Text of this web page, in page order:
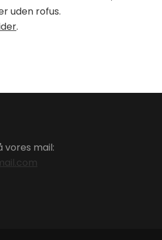
uden rofus.
.
vores mail: